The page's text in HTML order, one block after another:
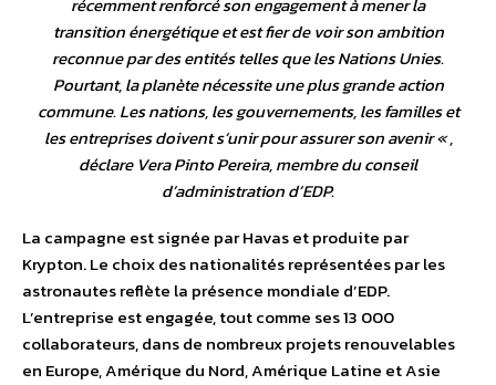
récemment renforcé son engagement à mener la
transition énergétique et est fier de voir son ambition
reconnue par des entités telles que les Nations Unies.
Pourtant, la planète nécessite une plus grande action
commune. Les nations, les gouvernements, les familles et
les entreprises doivent s’unir pour assurer son avenir« ,
déclare Vera Pinto Pereira, membre du conseil
d’administration d’EDP.
La campagne est signée par Havas et produite par
Krypton. Le choix des nationalités représentées par les
astronautes reflète la présence mondiale d’EDP.
L’entreprise est engagée, tout comme ses 13 000
collaborateurs, dans de nombreux projets renouvelables
en Europe, Amérique du Nord, Amérique Latine et Asie